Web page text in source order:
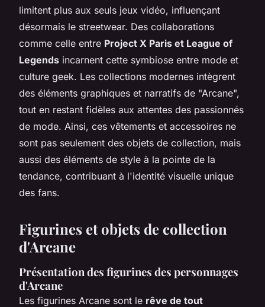
limitent plus aux seuls jeux vidéo, influençant
désormais le streetwear. Des collaborations
comme celle entre Project X Paris et League of
Legends incarnent cette symbiose entre mode et
culture geek. Les collections modernes intègrent
des éléments graphiques et narratifs de "Arcane",
tout en restant fidèles aux attentes des passionnés
de mode. Ainsi, ces vêtements et accessoires ne
sont pas seulement des objets de collection, mais
aussi des éléments de style à la pointe de la
tendance, contribuant à l'identité visuelle unique
des fans.
Figurines et objets de collection
d'Arcane
Présentation des figurines des personnages
d'Arcane
Les figurines Arcane sont le rêve de tout